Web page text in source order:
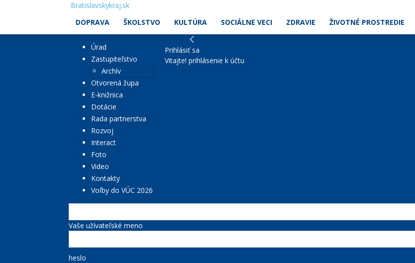
Bratislavskykraj.sk
DOPRAVA
ŠKOLSTVO KULTÚRA SOCIÁLNE VECI ZDRAVIE ŽIVOTNÉ PROSTREDIE
Úrad
Zastupiteľstvo
Archív
Otvorená župa
E-knižnica
Dotácie
Rada partnerstva
Rozvoj
Interact
Foto
Video
Kontakty
Voľby do VÚC 2026
Prihlásiť sa
Vitajte! prihlásenie k účtu
Vaše užívateľské meno
heslo